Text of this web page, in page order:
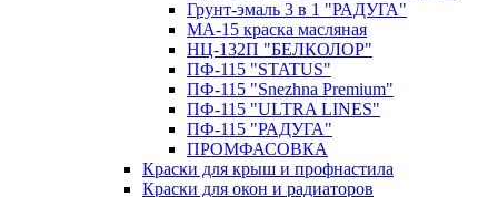
Грунт-эмаль 3 в 1 "РАДУГА"
МА-15 краска масляная
НЦ-132П "БЕЛКОЛОР"
ПФ-115 "STATUS"
ПФ-115 "Snezhna Premium"
ПФ-115 "ULTRA LINES"
ПФ-115 "РАДУГА"
ПРОМФАСОВКА
Краски для крыш и профнастила
Краски для окон и радиаторов